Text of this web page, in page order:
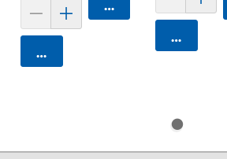
카트에 담기
카트에 담기
카트에 담